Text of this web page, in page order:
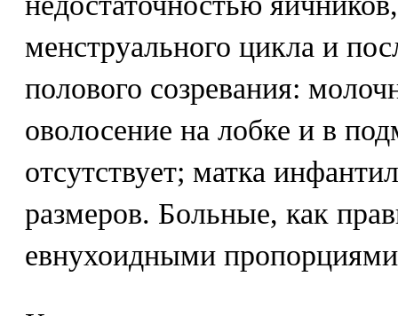
менструального цикла и
полового созревания:
оволосение на лобке и в
отсутствует; матка
размеров. Больные, как
евнухоидными